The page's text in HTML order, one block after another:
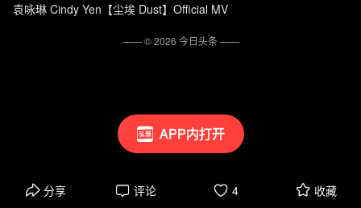
APP内打开
袁咏琳 Cindy Yen【尘埃 Dust】Official MV
分享 评论 4 收藏
—— ©2026 今日头条——